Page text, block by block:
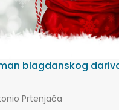
blagdanskog
Prtenjača